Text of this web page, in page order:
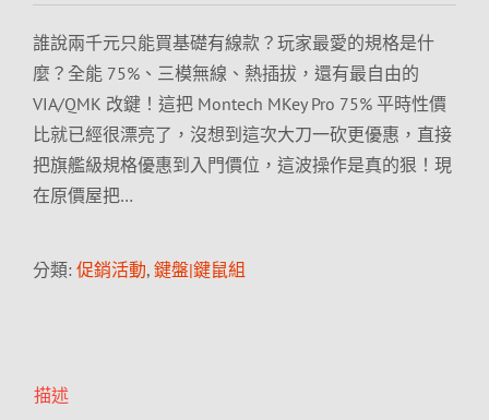
誰說兩千元只能買基礎有線款？玩家最愛的規格是什
麼？全能 75%、三模無線、熱插拔，還有最自由的
VIA/QMK 改鍵！這把 Montech MKey Pro 75% 平時性價
比就已經很漂亮了，沒想到這次大刀一砍更優惠，直接
把旗艦級規格優惠到入門價位，這波操作是真的狠！現
在原價屋把…
分類: 促銷活動, 鍵盤|鍵鼠組
描述